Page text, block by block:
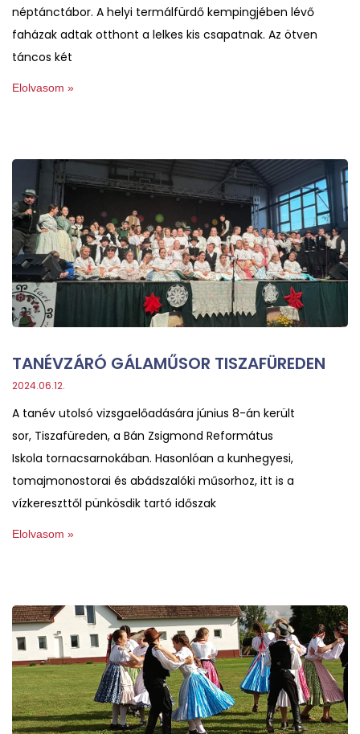
néptánctábor. A helyi termálfürdő kempingjében lévő
faházak adtak otthont a lelkes kis csapatnak. Az ötven
táncos két
Elolvasom »
TANÉVZÁRÓ GÁLAMŰSOR TISZAFÜREDEN
2024.06.12.
A tanév utolsó vizsgaelőadására június 8-án került
sor, Tiszafüreden, a Bán Zsigmond Református
Iskola tornacsarnokában. Hasonlóan a kunhegyesi,
tomajmonostorai és abádszalóki műsorhoz, itt is a
vízkereszttől pünkösdik tartó időszak
Elolvasom »